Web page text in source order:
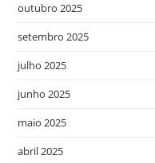
outubro 2025
setembro 2025
julho 2025
junho 2025
maio 2025
abril 2025